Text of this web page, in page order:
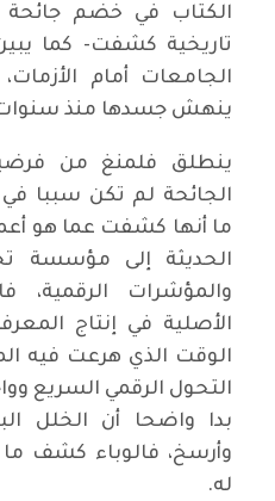
تاريخية كشفت- كما
الجامعات أمام
ينهش جسدها منذ
ينطلق فلمنغ من
الجائحة لم تكن سببا
ما أنها كشفت عما هو
الحديثة إلى مؤسسة
والمؤشرات الرقمية،
الأصلية في إنتاج
الوقت الذي هرعت فيه
التحول الرقمي السريع
بدا واضحا أن الخلل
وأرسخ، فالوباء كشف
له.